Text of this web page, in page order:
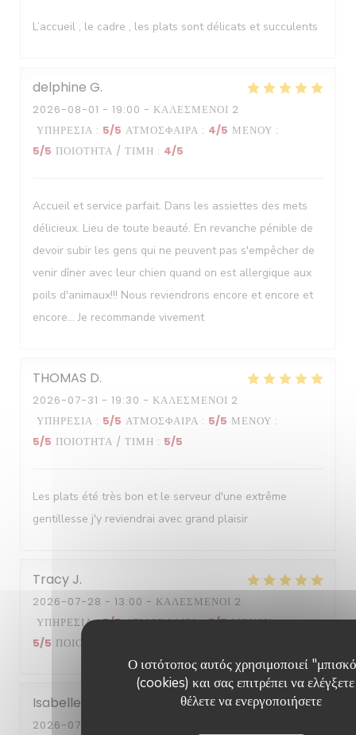
Ο ιστότοπος αυτός χρησιμοποιεί
(cookies) και σας επιτρέπει να ελέγξετε
θέλετε να ενεργοποιήσετε
L’accueil , le cadre , les plats sont délicats et succulents
delphine G
2026-08-01 - 19:00 - ΚΑΛΕΣΜΈΝΟΙ 2
ΥΠΗΡΕΣΊΑ : 5/5 ΑΤΜΌΣΦΑΙΡΑ : 4/5 ΜΕΝΟΎ :
5/5 ΠΟΙΌΤΗΤΑ / ΤΙΜΉ : 4/5
Accueil et service parfait. Dans les assiettes des mets
délicieux. Lieu de toute beauté. En revanche pénible de
devoir subir les gens qui ne peuvent pas s'empêcher de
venir dîner avec leur chien quand on est allergique aux
poils d'animaux!!! Nous reviendrons encore et encore et
encore... Je recommande vivement
THOMAS D
2026-07-31 - 19:30 - ΚΑΛΕΣΜΈΝΟΙ 2
ΥΠΗΡΕΣΊΑ : 5/5 ΑΤΜΌΣΦΑΙΡΑ : 5/5 ΜΕΝΟΎ :
5/5 ΠΟΙΌΤΗΤΑ / ΤΙΜΉ : 5/5
Les plats été très bon et le serveur d'une extrême
gentillesse j'y reviendrai avec grand plaisir
TracyJ
2026-07-28 - 13:00 - ΚΑΛΕΣΜΈΝΟΙ 2
ΥΠΗΡΕΣΊΑ: 5/5 ΑΤΜΌΣΦΑΙΡΑ: 5/5 ΜΕΝΟΎ:
5/5 ΠΟΙΌΤΗΤΑ / ΤΙΜΉ
Isabelle
2026-07-29
Le Neptune